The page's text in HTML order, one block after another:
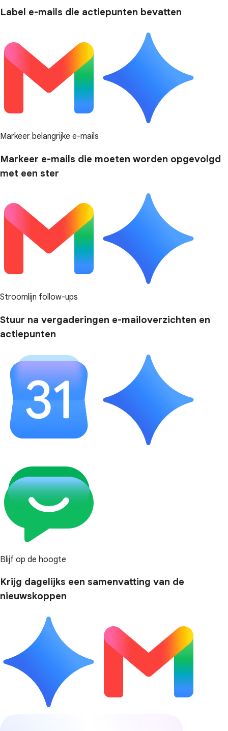
Label e-mails die actiepunten bevatten
Markeer belangrijke e-mails
Markeer e-mails die moeten worden opgevolgd
met een ster
Stroomlijn follow-ups
Stuur na vergaderingen e-mailoverzichten en
actiepunten
Blijf op de hoogte
Krijg dagelijks een samenvatting van de
nieuwskoppen